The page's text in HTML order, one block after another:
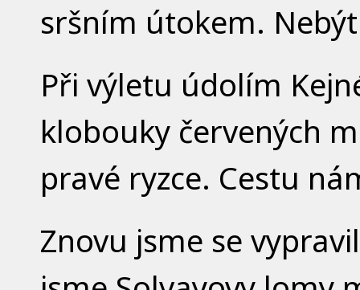
sršním útokem.
Při výletu údolím
klobouky červených
pravé ryzce. Cestu
Znovu jsme se